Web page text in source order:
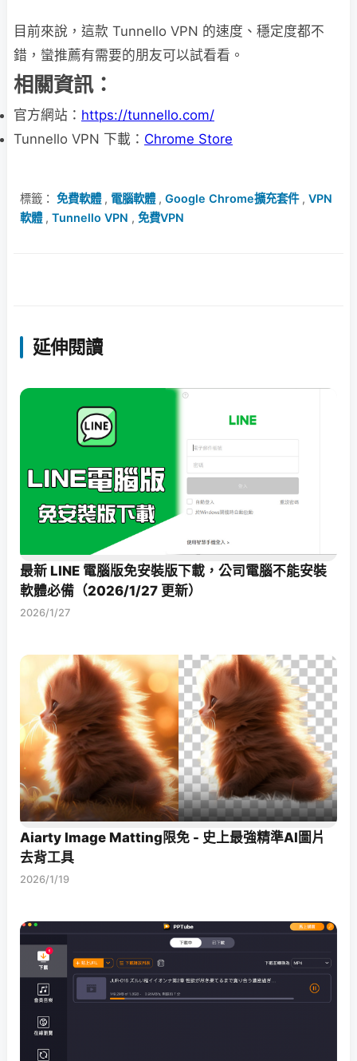
目前來說，這款 Tunnello VPN 的速度、穩定度都不
錯，蠻推薦有需要的朋友可以試看看。
相關資訊：
官方網站： https://tunnello.com/
Tunnello VPN 下載： Chrome Store
標籤： 免費軟體, 電腦軟體, Google Chrome擴充套件, VPN
軟體, Tunnello VPN , 免費VPN
延伸閱讀
最新 LINE 電腦版免安裝版下載，公司電腦不能安裝
軟體必備（2026/1/27 更新）
2026/1/27
Aiarty Image Matting限免 - 史上最強精準AI圖片
去背工具
2026/1/19